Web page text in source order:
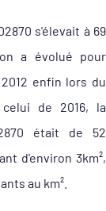
s'élevait à 69
a évolué pour
enfin lors du
de 2016, la
était de 52
d'environ 3km²,
au km².